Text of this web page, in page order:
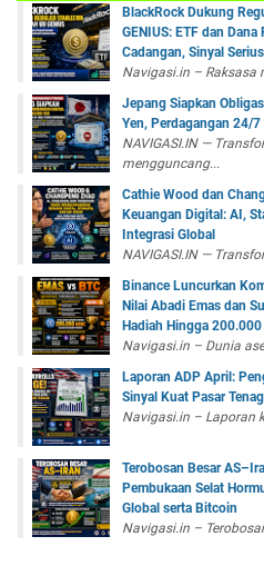
BlackRock Dukung
GENIUS: ETF dan
Cadangan, Sinyal
Navigasi.in – Raksasa
Jepang Siapkan
Yen, Perdagangan 24/7
NAVIGASI.IN —
mengguncang...
Cathie Wood dan
Keuangan Digital: AI,
Integrasi Global
NAVIGASI.IN —
Binance Luncurkan
Nilai Abadi Emas dan
Hadiah Hingga 200.000
Navigasi.in – Dunia
Laporan ADP April:
Sinyal Kuat Pasar
Navigasi.in – Laporan
Terobosan Besar
Pembukaan Selat
Global serta Bitcoin
Navigasi.in –